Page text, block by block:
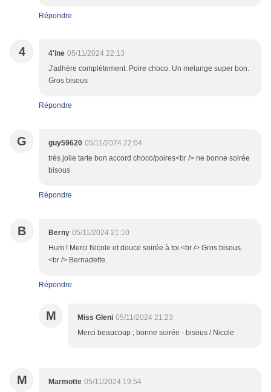
Répondre
4 4'ine 05/11/2024 22:13
J'adhère complètement. Poire choco. Un melange super bon.
Gros bisous
Répondre
G guy59620 05/11/2024 22:04
très jolie tarte bon accord choco/poires<br /> ne bonne soirée
bisous
Répondre
B Berny 05/11/2024 21:10
Hum ! Merci Nicole et douce soirée à toi.<br /> Gros bisous.
<br /> Bernadette.
Répondre
M Miss Gleni 05/11/2024 21:23
Merci beaucoup ; bonne soirée - bisous / Nicole
M Marmotte 05/11/2024 19:54